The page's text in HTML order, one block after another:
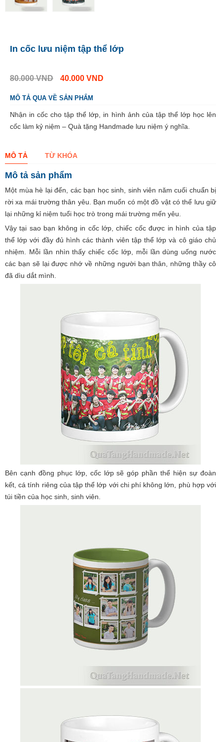
In cốc lưu niệm tập thể lớp
80.000VND 40.000 VND
MÔ TẢ QUA VỀ SẢN PHẨM
Nhận in cốc cho tập thể lớp, in hình ảnh của tập thể lớp học lên
cốc làm kỷ niệm – Quà tặng Handmade lưu niệm ý nghĩa.
MÔ TẢ TỪ KHÓA
Mô tả sản phẩm
Một mùa hè lại đến, các bạn học sinh, sinh viên năm cuối chuẩn bị
rời xa mái trường thân yêu. Bạn muốn có một đồ vật có thể lưu giữ
lại những kỉ niệm tuổi học trò trong mái trường mến yêu.
Vậy tại sao bạn không in cốc lớp, chiếc cốc được in hình của tập
thể lớp với đầy đủ hình các thành viên tập thể lớp và cô giáo chủ
nhiệm. Mỗi lần nhìn thấy chiếc cốc lớp, mỗi lần dùng uống nước
các bạn sẽ lại được nhớ về những người bạn thân, những thầy cô
đã dìu dắt mình.
Bên cạnh đồng phục lớp, cốc lớp sẽ góp phần thể hiện sự đoàn
kết, cá tính riêng của tập thể lớp với chi phí không lớn, phù hợp với
túi tiền của học sinh, sinh viên.